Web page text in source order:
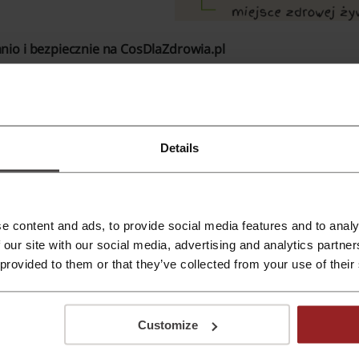
Details
content and ads, to provide social media features and to
site with our social media, advertising and analytics
to them or that they’ve collected from your use of
Customize
i bezpiecznie na CosDlaZdrowia.pl
internetowy CosDlaZdrowia.pl jest to sklep z
, akcesoriów
produktów z tej kategorii. Sprzedaż leków,
to miejsce, któremu z pewnością możesz zaufać. Zaletą
którzy są dostępni i służą swoją fachową i
ceny na
ipromocyjną ofertąi korzystać z wielu